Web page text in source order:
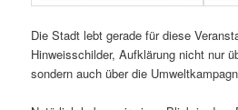
Die Stadt lebt gerade für diese
Hinweisschilder, Aufklärung nicht nur
sondern auch über die